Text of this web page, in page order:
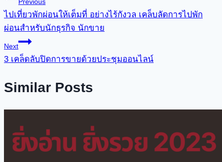
navigation
ไปเที่ยวพักผ่อนให้เต็มที่ อย่างไร้กังวล เคล็บลัดการไปพัก
ผ่อนสำหรับนักธุรกิจ นักขาย
Next
3 เคล็ดลับปิดการขายด้วยประชุมออนไลน์
Similar Posts